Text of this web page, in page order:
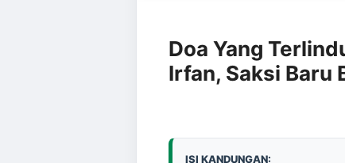
Doa Yang
Irfan, Saksi Baru
ISI KANDUNGAN: